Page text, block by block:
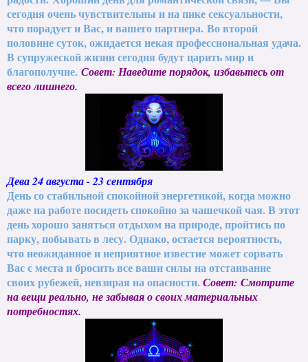
сегодня очень чувствительны и на пике сексуальности,
что порадует и Вас, и вашего партнера. Во второй
половине суток, ожидается некая профессиональная удача.
В супружеской жизни сегодня будут царить мир и
благополучие. Совет: Наведите порядок, избавьтесь от
всего лишнего.
Дева 24 августа - 23 сентября
День со стабильной спокойной энергетикой, когда можно
даже на работе посидеть спокойно за чашечкой чая. В этот
день хорошо заняться отдыхом на природе, пройтись по
парку, побывать в лесу. Однако, остается вероятность,
что неожиданное и неприятное известие может сорвать
Вас с места и бросить все ваши силы на отстаивание
своих рубежей, невзирая на опасности.Совет: Смотрите
на вещи реально, не забывая о своих материальных
потребностях.